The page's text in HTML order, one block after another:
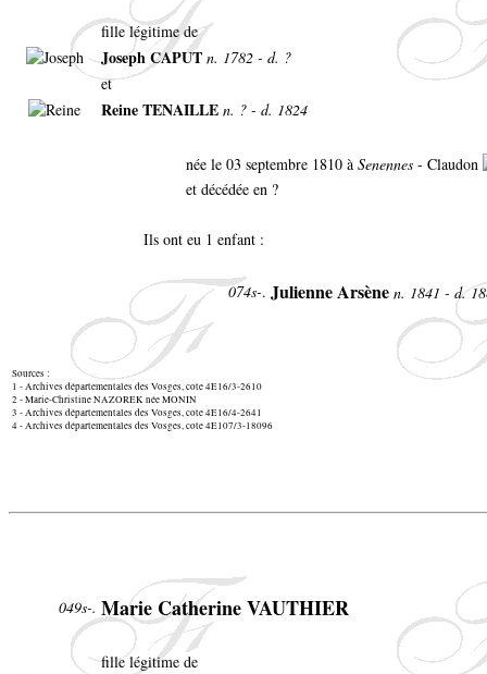
fille légitime de
Joseph CAPUT n. 1782 - d. ?
et
Reine TENAILLE n. ? - d. 1824
née le 03 septembre 1810 à Senennes - Claudon
et décédée en ?
Ils ont eu 1 enfant :
074s-. Julienne Arsène n. 1841 - d.
Sources :
1 - Archives départementales des Vosges, cote 4E16/3-2610
2 - Marie-Christine NAZOREK née MONIN
3 - Archives départementales des Vosges, cote 4E16/4-2641
4 - Archives départementales des Vosges, cote 4E107/3-18096
049s-. Marie Catherine VAUTHIER
fille légitime de